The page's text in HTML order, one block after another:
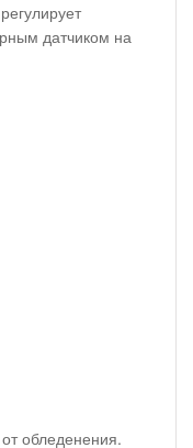
датчиком на
обледенения.